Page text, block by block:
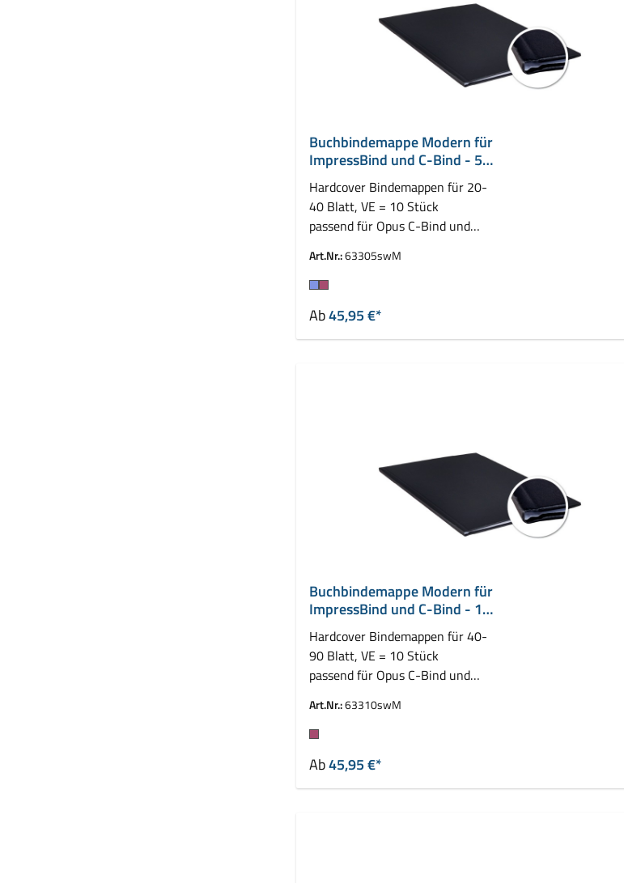
Buchbindemappe Modern für
ImpressBind und C-Bind - 5
mm
Hardcover Bindemappen für 20-
40 Blatt, VE = 10 Stück
passend für Opus C-Bind und
Art.Nr.:63305swM
Farbe
Ab45,95 €*
Buchbindemappe Modern für
ImpressBind und C-Bind - 10
mm
Hardcover Bindemappen für 40-
90 Blatt, VE = 10 Stück
passend für Opus C-Bind und
Art.Nr.:63310swM
Farbe
Ab45,95 €*